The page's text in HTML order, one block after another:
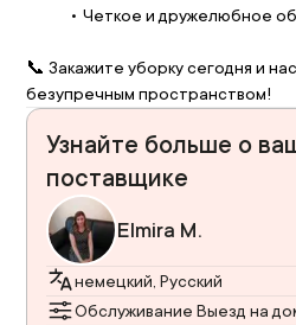
Четкое и дружелюбное
📞 Закажите уборку сегодня и
безупречным пространством!
Узнайте больше о
поставщике
Elmira M.
немецкий, Русский
Обслуживание Выезд на